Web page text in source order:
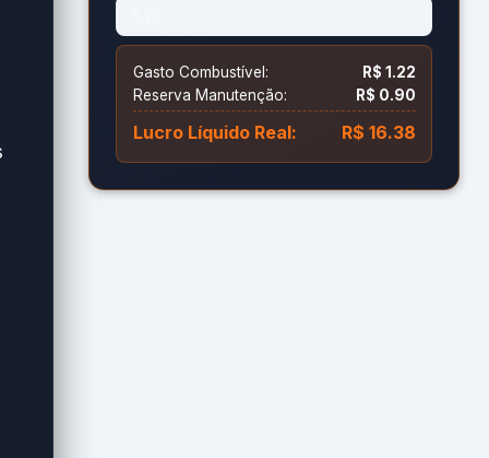
Gasto Combustível:
R$ 1.22
Reserva Manutenção:
R$ 0.90
Lucro Líquido Real: R$ 16.38